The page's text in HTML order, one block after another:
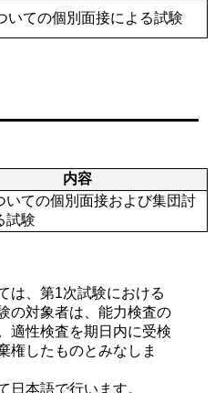
いての個別面接による試験
内容
いての個別面接および集団討
試験
は、第1次試験における
の対象者は、能力検査の
適性検査を期日内に受検
権したものとみなしま
日本語で行います。